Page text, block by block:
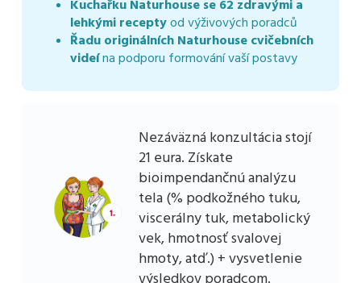
Kuchařku Naturhouse se 62 zdravými a
lehkými receptyod výživových poradců
Řadu originálních Naturhouse cvičebních
videína podporu formování vaší postavy
Nezáväzná konzultácia stojí
21 eura. Získate
bioimpendančnú analýzu
tela (% podkožného tuku,
viscerálny tuk, metabolický
vek, hmotnosť svalovej
hmoty, atď.) + vysvetlenie
výsledkov poradcom.